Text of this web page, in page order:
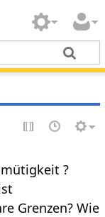
?
Grenzen? Wie